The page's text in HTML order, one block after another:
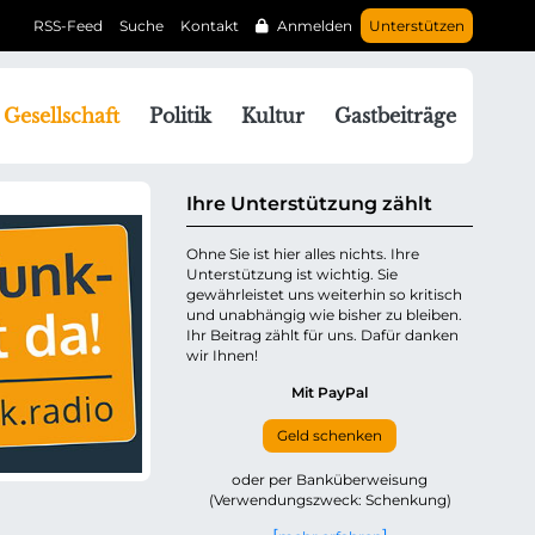
Unterstützen
Anmelden
Kontakt
Suche
RSS-Feed
Gesellschaft Politik Kultur Gastbeiträge
Ihre Unterstützung zählt
Ohne Sie ist hier alles nichts. Ihre
Unterstützung ist wichtig. Sie
gewährleistet uns weiterhin so kritisch
und unabhängig wie bisher zu bleiben.
Ihr Beitrag zählt für uns. Dafür danken
wir Ihnen!
Mit PayPal
Geld schenken
oder per Banküberweisung
(Verwendungszweck: Schenkung)